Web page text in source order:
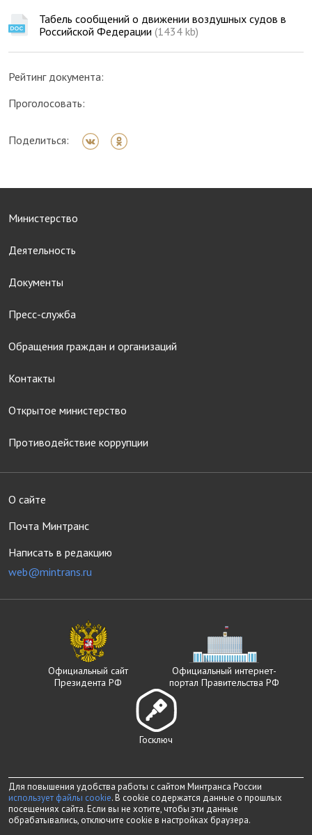
Табель сообщений о движении воздушных судов в
Российской Федерации (1434 kb)
Рейтинг документа:
Проголосовать:
Поделиться:
Министерство
Деятельность
Документы
Пресс-служба
Обращения граждан и организаций
Контакты
Открытое министерство
Противодействие коррупции
О сайте
Почта Минтранс
Написать в редакцию
web@mintrans.ru
Официальный сайт
Президента РФ
Официальный интернет-
портал Правительства РФ
Госключ
Для повышения удобства работы с сайтом Минтранса России
использует файлы cookie. В cookie содержатся данные о прошлых
посещениях сайта. Если вы не хотите, чтобы эти данные
обрабатывались, отключите cookie в настройках браузера.